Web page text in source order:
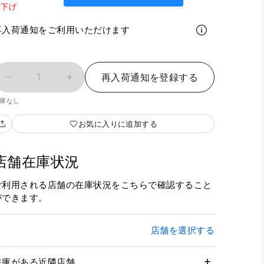
げ
入荷通知をご利用いただけます
1 再入荷通知を登録する
なし
お気に入りに追加する
舗在庫状況
利用される店舗の在庫状況をこちらで確認すること
きます。
店舗を選択する